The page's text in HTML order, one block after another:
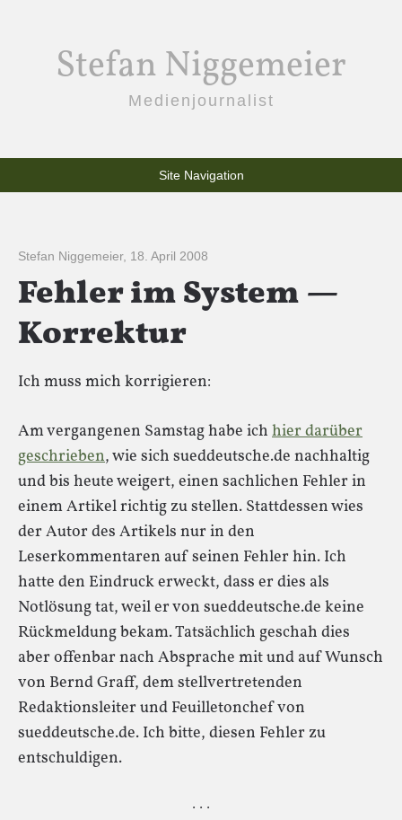
Stefan Niggemeier
Medienjournalist
Site Navigation
Stefan Niggemeier, 18. April 2008
Fehler im System —
Korrektur
Ich muss mich korrigieren:
Am vergangenen Samstag habe ich hier darüber
geschrieben, wie sich sueddeutsche.de nachhaltig
und bis heute weigert, einen sachlichen Fehler in
einem Artikel richtig zu stellen. Stattdessen wies
der Autor des Artikels nur in den
Leserkommentaren auf seinen Fehler hin. Ich
hatte den Eindruck erweckt, dass er dies als
Notlösung tat, weil er von sueddeutsche.de keine
Rückmeldung bekam. Tatsächlich geschah dies
aber offenbar nach Absprache mit und auf Wunsch
von Bernd Graff, dem stellvertretenden
Redaktionsleiter und Feuilletonchef von
sueddeutsche.de. Ich bitte, diesen Fehler zu
entschuldigen.
· · ·